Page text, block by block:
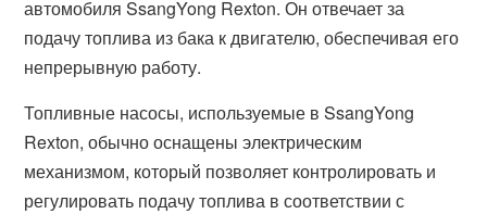
автомобиля SsangYong Rexton. Он отвечает за
подачу топлива из бака к двигателю, обеспечивая его
непрерывную работу.
Топливные насосы, используемые в SsangYong
Rexton, обычно оснащены электрическим
механизмом, который позволяет контролировать и
регулировать подачу топлива в соответствии с